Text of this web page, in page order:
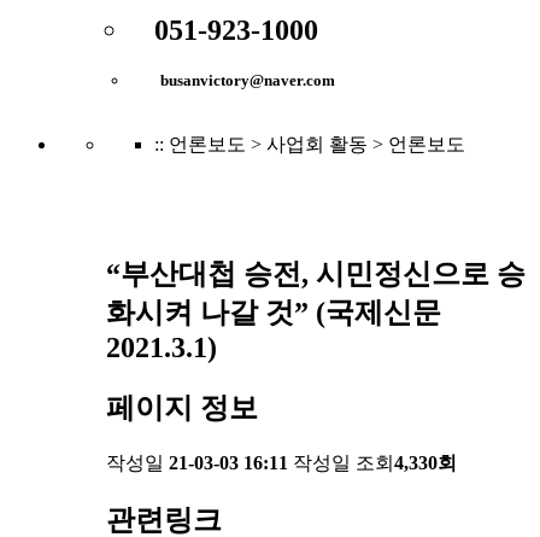
051-923-1000
busanvictory@naver.com
:: 언론보도 > 사업회 활동 > 언론보도
“부산대첩 승전, 시민정신으로 승
화시켜 나갈 것” (국제신문
2021.3.1)
페이지 정보
작성일 21-03-03 16:11 작성일 조회 4,330회
관련링크